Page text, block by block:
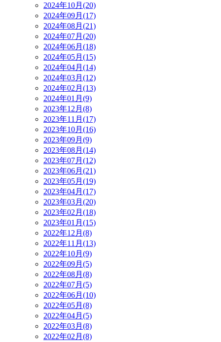
2024年10月(20)
2024年09月(17)
2024年08月(21)
2024年07月(20)
2024年06月(18)
2024年05月(15)
2024年04月(14)
2024年03月(12)
2024年02月(13)
2024年01月(9)
2023年12月(8)
2023年11月(17)
2023年10月(16)
2023年09月(9)
2023年08月(14)
2023年07月(12)
2023年06月(21)
2023年05月(19)
2023年04月(17)
2023年03月(20)
2023年02月(18)
2023年01月(15)
2022年12月(8)
2022年11月(13)
2022年10月(9)
2022年09月(5)
2022年08月(8)
2022年07月(5)
2022年06月(10)
2022年05月(8)
2022年04月(5)
2022年03月(8)
2022年02月(8)